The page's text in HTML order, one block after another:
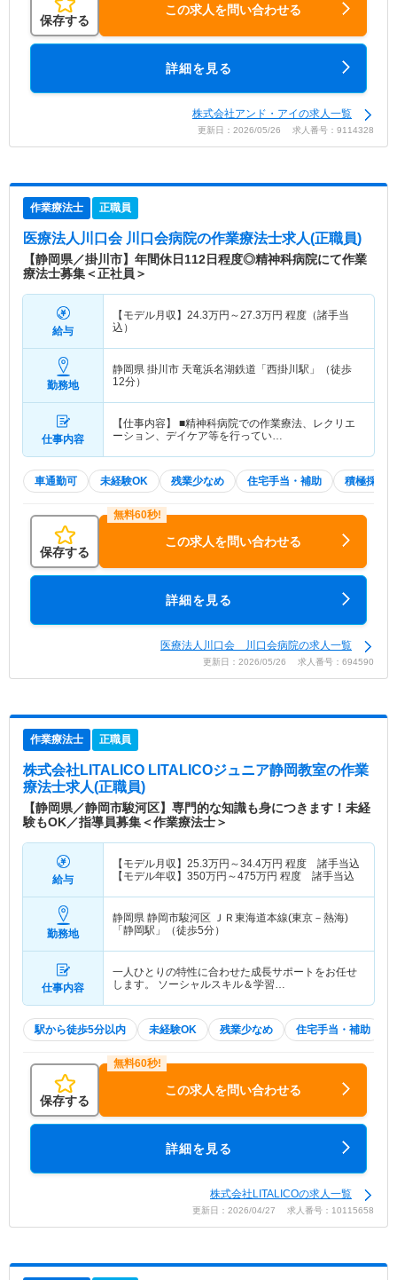
保存する
この求人を問い合わせる
詳細を見る
株式会社アンド・アイの求人一覧
更新日：2026/05/26 求人番号：9114328
作業療法士 正職員
医療法人川口会 川口会病院の作業療法士求人(正職員)
【静岡県／掛川市】年間休日112日程度◎精神科病院にて作業
療法士募集＜正社員＞
給与
【モデル月収】 24.3万円～27.3万円 程度（諸手当
込）
勤務地
静岡県 掛川市 天竜浜名湖鉄道「西掛川駅」（徒歩
12分）
仕事内容
【仕事内容】 ■精神科病院での作業療法、レクリエ
ーション、デイケア等を行ってい…
車通勤可 未経験OK 残業少なめ 住宅手当・補助 積極採用中
保存する
この求人を問い合わせる
詳細を見る
医療法人川口会 川口会病院の求人一覧
更新日：2026/05/26 求人番号：694590
作業療法士 正職員
株式会社LITALICO LITALICOジュニア静岡教室の作業
療法士求人(正職員)
【静岡県／静岡市駿河区】専門的な知識も身につきます！未経
験もOK／指導員募集＜作業療法士＞
給与
【モデル月収】 25.3万円～34.4万円 程度 諸手当込
【モデル年収】 350万円～475万円 程度 諸手当込
勤務地
静岡県 静岡市駿河区 ＪＲ東海道本線(東京－熱海)
「静岡駅」（徒歩5分）
仕事内容
一人ひとりの特性に合わせた成長サポートをお任せ
します。 ソーシャルスキル＆学習…
駅から徒歩5分以内 未経験OK 残業少なめ 住宅手当・補助
保存する
この求人を問い合わせる
詳細を見る
株式会社LITALICOの求人一覧
更新日：2026/04/27 求人番号：10115658